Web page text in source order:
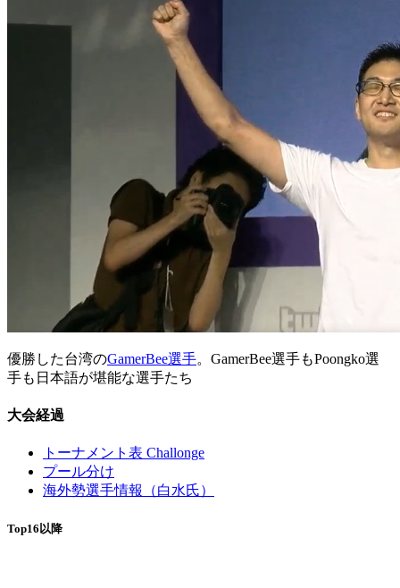
優勝した台湾のGamerBee選手。GamerBee選手もPoongko選
手も日本語が堪能な選手たち
大会経過
トーナメント表 Challonge
プール分け
海外勢選手情報（白水氏）
Top16以降